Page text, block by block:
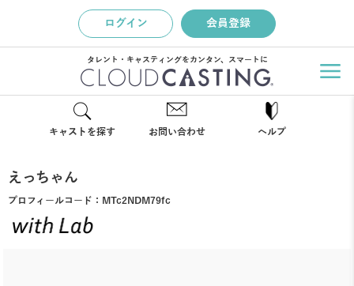
ログイン 会員登録
タレント・キャスティングをカンタン、スマートに
キャストを探す お問い合わせ ヘルプ
えっちゃん
プロフィールコード： MTc2NDM79fc